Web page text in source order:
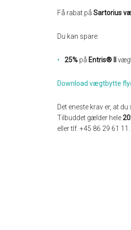
Få rabat på Sartorius
Du kan spare:
25% på Entris®
Download vægtbytte
Det eneste krav er, at
Tilbuddet gælder hele
eller tlf. +45 86 29 61 11.